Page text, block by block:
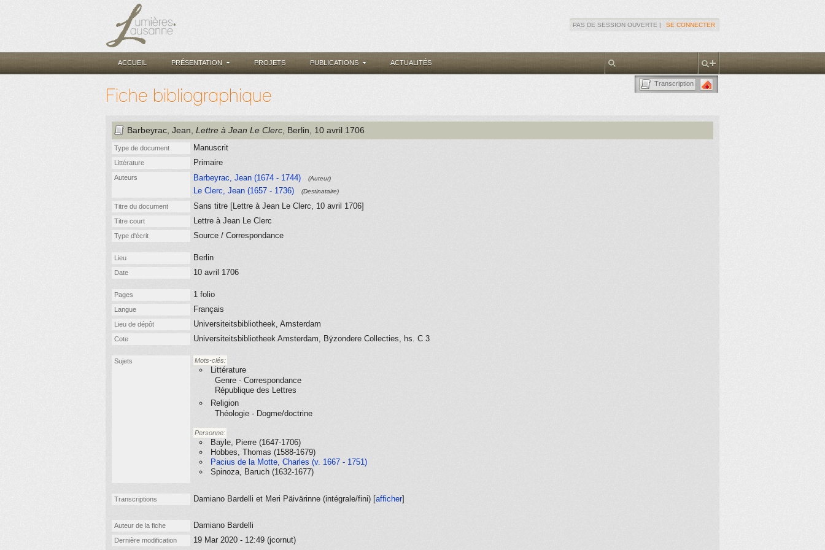
PAS DE SESSION OUVERTE | SE CONNECTER
ACCUEIL PRÉSENTATION PROJETS PUBLICATIONS ACTUALITÉS
Transcription
Fiche bibliographique
Barbeyrac, Jean Lettre à Jean Le Clerc , Berlin , 10 avril 1706
Type de document Manuscrit
Littérature Primaire
Auteurs Barbeyrac, Jean (1674 - 1744) (Auteur)
Le Clerc, Jean (1657 - 1736) (Destinataire)
Titre du document Sans titre [Lettre à Jean Le Clerc, 10 avril 1706]
Titre court Lettre à Jean Le Clerc
Type d'écrit Source / Correspondance
Lieu Berlin
Date 10 avril 1706
Pages 1 folio
Langue Français
Lieu de dépôt Universiteitsbibliotheek, Amsterdam
Cote Universiteitsbibliotheek Amsterdam, Bÿzondere Collecties, hs. C 3
Sujets Mots-clés:
Littérature
Genre - Correspondance
République des Lettres
Religion
Théologie - Dogme/doctrine
Personne:
Bayle, Pierre (1647-1706)
Hobbes, Thomas (1588-1679)
Pacius de la Motte, Charles (v. 1667 - 1751)
Spinoza, Baruch (1632-1677)
Transcriptions Damiano Bardelli et Meri Päivärinne (intégrale/fini) [afficher]
Auteur de la fiche Damiano Bardelli
Dernière modification 19 Mar 2020 - 12:49 (jcornut)